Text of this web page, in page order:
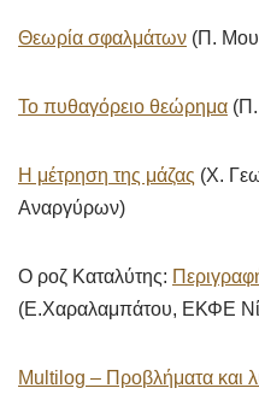
Θεωρία σφαλμάτων (Π.
Το πυθαγόρειο θεώρημα
Η μέτρηση της μάζας (Χ.
Αναργύρων)
Ο ροζ Καταλύτης:
(Ε.Χαραλαμπάτου, ΕΚΦΕ
Multilog – Προβλήματα και